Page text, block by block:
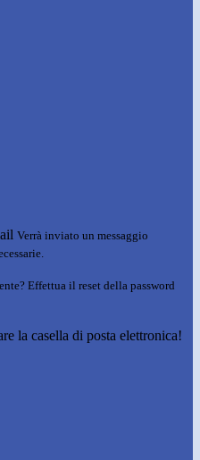
Verrà inviato un messaggio
Effettua il reset della password
la casella di posta elettronica!